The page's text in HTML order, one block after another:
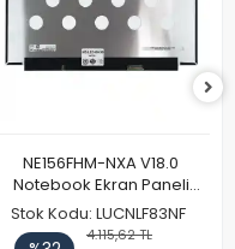
NE156FHM-NXA V18.0
Notebook Ekran Paneli
144Hz
Stok Kodu: LUCNLF83NF
4.115,62 TL